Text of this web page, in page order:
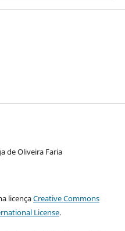
de Oliveira Faria
licençaCreative Commons
License.